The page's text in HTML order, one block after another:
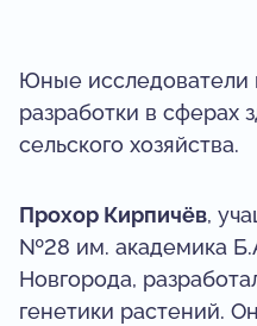
Юные исследователи
разработки в сферах
сельского хозяйства.
Прохор Кирпичёв,
№28 им. академика
Новгорода,
генетики растений.